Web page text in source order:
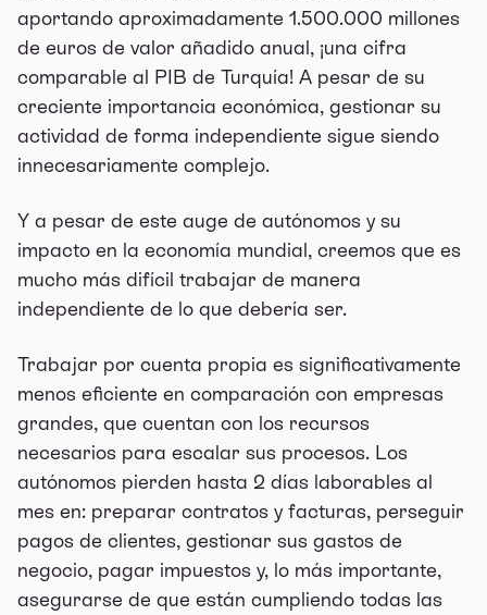
aportando aproximadamente 1.500.000 millones
de euros de valor añadido anual, ¡una cifra
comparable al PIB de Turquía! A pesar de su
creciente importancia económica, gestionar su
actividad de forma independiente sigue siendo
innecesariamente complejo.
Y a pesar de este auge de autónomos y su
impacto en la economía mundial, creemos que es
mucho más difícil trabajar de manera
independiente de lo que debería ser.
Trabajar por cuenta propia es significativamente
menos eficiente en comparación con empresas
grandes, que cuentan con los recursos
necesarios para escalar sus procesos. Los
autónomos pierden hasta 2 días laborables al
mes en: preparar contratos y facturas, perseguir
pagos de clientes, gestionar sus gastos de
negocio, pagar impuestos y, lo más importante,
asegurarse de que están cumpliendo todas las